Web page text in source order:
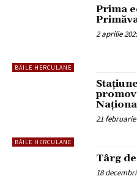
BĂILE HERCULANE
Prima
2 aprilie
BĂILE HERCULANE
21 februarie
Târg
18